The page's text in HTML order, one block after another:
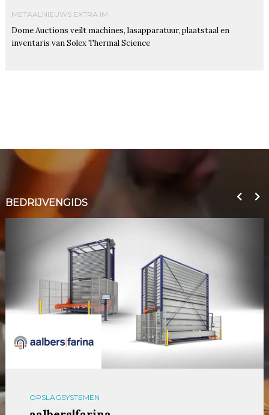
METAALNIEUWS EXTRA IM
Dome Auctions veilt machines, lasapparatuur, plaatstaal en
inventaris van Solex Thermal Science
BEDRIJVENGIDS
OPSLAGSYSTEMEN